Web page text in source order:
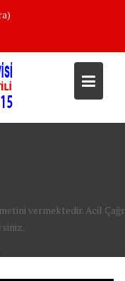
vermektedir. Acil